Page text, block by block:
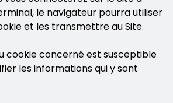
le navigateur pourra utiliser
et les transmettre au Site.
cookie concerné est susceptible
les informations qui y sont